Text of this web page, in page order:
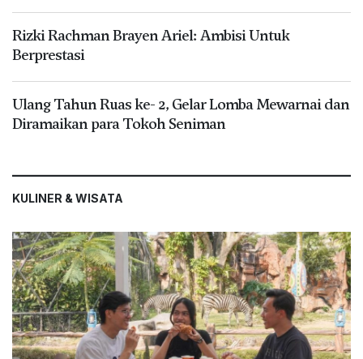
Rizki Rachman Brayen Ariel: Ambisi Untuk
Berprestasi
Ulang Tahun Ruas ke- 2, Gelar Lomba Mewarnai dan
Diramaikan para Tokoh Seniman
KULINER & WISATA